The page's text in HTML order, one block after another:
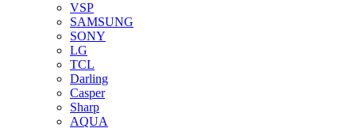
VSP
SAMSUNG
SONY
LG
TCL
Darling
Casper
Sharp
AQUA